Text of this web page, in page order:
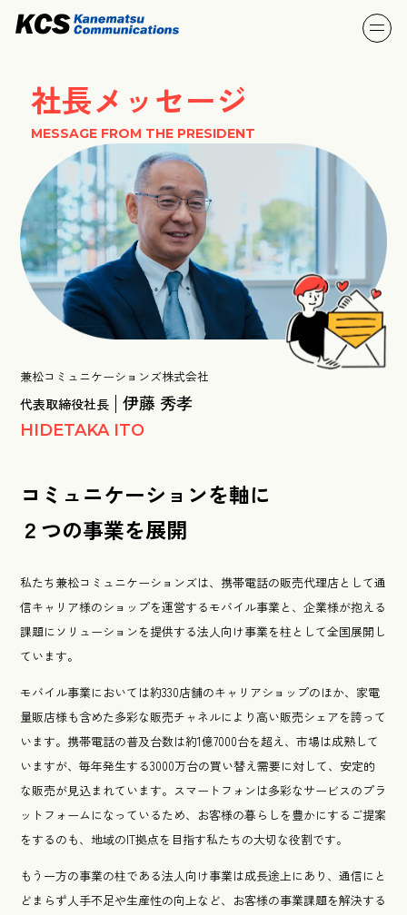
社長メッセージ
MESSAGE FROM THE PRESIDENT
兼松コミュニケーションズ株式会社
代表取締役社長 伊藤 秀孝
HIDETAKA ITO
コミュニケーションを軸に
２つの事業を展開
私たち兼松コミュニケーションズは、携帯電話の販売代理店として通
信キャリア様のショップを運営するモバイル事業と、企業様が抱える
課題にソリューションを提供する法人向け事業を柱として全国展開し
ています。
モバイル事業においては約330店舗のキャリアショップのほか、家電
量販店様も含めた多彩な販売チャネルにより高い販売シェアを誇って
います。携帯電話の普及台数は約1億7000台を超え、市場は成熟して
いますが、毎年発生する3000万台の買い替え需要に対して、安定的
な販売が見込まれています。スマートフォンは多彩なサービスのプラ
ットフォームになっているため、お客様の暮らしを豊かにするご提案
をするのも、地域のIT拠点を目指す私たちの大切な役割です。
もう一方の事業の柱である法人向け事業は成長途上にあり、通信にと
どまらず人手不足や生産性の向上など、お客様の事業課題を解決する